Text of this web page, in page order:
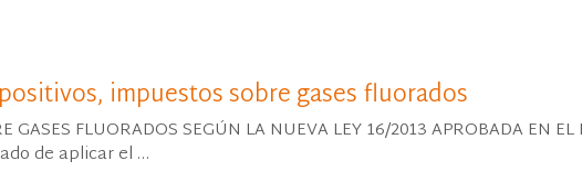
impuestos sobre gases fluorados
GASES FLUORADOS SEGÚN LA NUEVA LEY 16/2013 APROBADA EN
de aplicar el …